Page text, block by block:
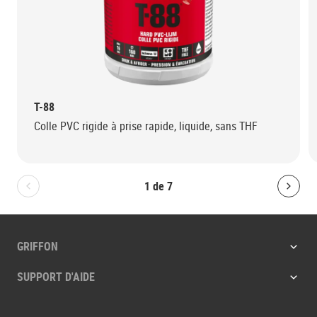
1 de7
Bolton.General.PreviousSlide
T-88
Colle PVC rigide à prise rapide, liquide, sans THF
GRIFFON
SUPPORT D'AIDE